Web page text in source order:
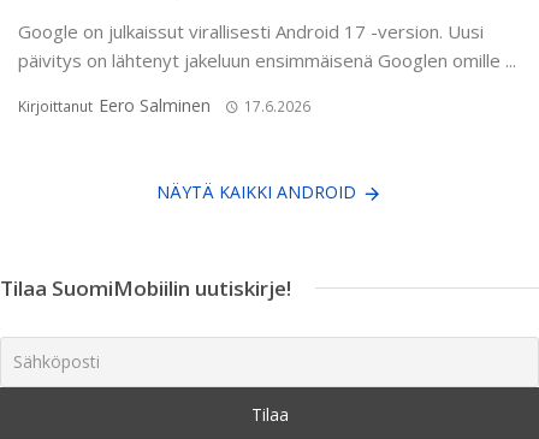
Google on julkaissut virallisesti Android 17 -version. Uusi
päivitys on lähtenyt jakeluun ensimmäisenä Googlen omille ...
Kirjoittanut Eero Salminen 17.6.2026
NÄYTÄ KAIKKI ANDROID
Tilaa SuomiMobiilin uutiskirje!